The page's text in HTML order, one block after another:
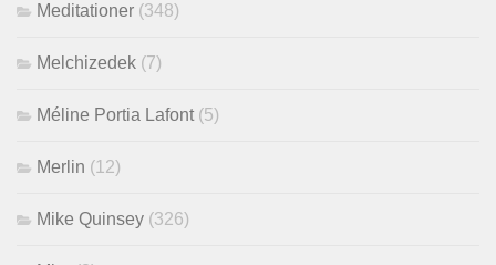
Meditationer (348)
Melchizedek (7)
Méline Portia Lafont (5)
Merlin (12)
Mike Quinsey (326)